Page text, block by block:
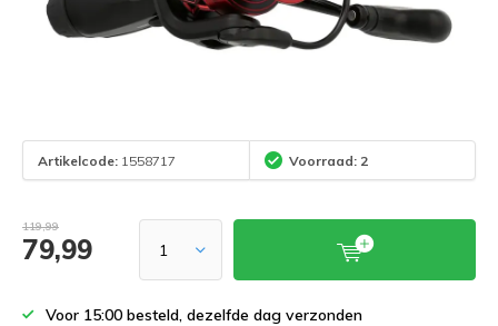
Artikelcode: 1558717 Voorraad: 2
119,99
79,99
Voor 15:00 besteld, dezelfde dag verzonden